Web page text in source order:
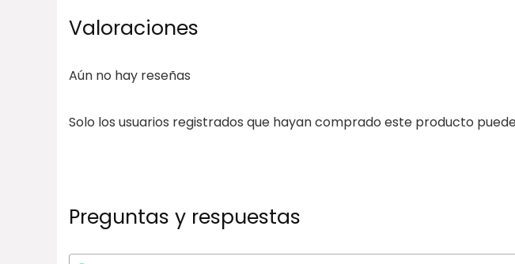
Valoraciones
Aún no hay reseñas
Solo los usuarios registrados que hayan comprado este producto
Preguntas y respuestas